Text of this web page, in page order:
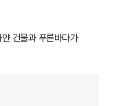
건물과 푸른바다가